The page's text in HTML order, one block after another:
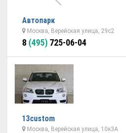
Автопарк
Москва, Верейская улица, 29с2
8 (495) 725-06-04
13custom
Москва, Верейская улица, 10к3А